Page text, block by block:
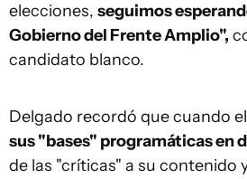
elecciones, seguimos
Gobierno del Frente Amplio",
candidato blanco.
Delgado recordó que cuando
sus "bases" programáticas en
de las "críticas" a su contenido